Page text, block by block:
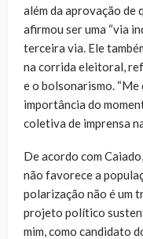
além da aprovação de
afirmou ser uma “via
terceira via. Ele
na corrida eleitoral,
e o bolsonarismo.
importância do
coletiva de imprensa
De acordo com
não favorece a
polarização não é um
projeto político
mim, como candidato